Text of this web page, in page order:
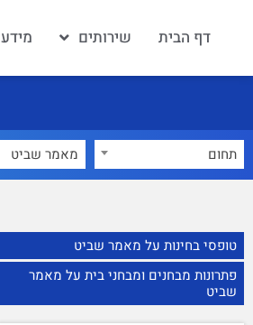
דף הבית שירותים מידע
תחום מאמר שביט
טופסי בחינות על מאמר שביט
פתרונות מבחנים ומבחני בית על מאמר
שביט